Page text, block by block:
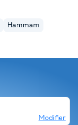
Hammam
Modifier